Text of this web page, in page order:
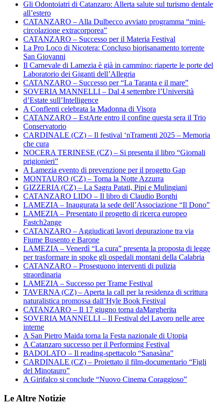
Gli Odontoiatri di Catanzaro: Allerta salute sul turismo dentale
all’estero
CATANZARO – Alla Dulbecco avviato programma “mini-
circolazione extracorporea”
CATANZARO – Successo per il Materia Festival
La Pro Loco di Nicotera: Concluso biorisanamento torrente
San Giovanni
Il Carnevale di Lamezia è già in cammino: riaperte le porte del
Laboratorio dei Giganti dell’Allegria
CATANZARO – Successo per “La Taranta e il mare”
SOVERIA MANNELLI – Dal 4 settembre l’Università
d’Estate sull’Intelligence
A Conflenti celebrata la Madonna di Visora
CATANZARO – EstArte entro il confine questa sera il Trio
Conservatorio
CARDINALE (CZ) – Il festival ‘nTramenti 2025 – Memoria
che cura
NOCERA TERINESE (CZ) – Si presenta il libro “Giornali
prigionieri”
A Lamezia evento di prevenzione per il progetto Gap
MONTAURO (CZ) – Torna la Notte Azzurra
GIZZERIA (CZ) – La Sagra Patati, Pipi e Mulingiani
CATANZARO LIDO – Il libro di Claudio Borghi
LAMEZIA – Inaugurata la sede dell’Associazione “Il Dono”
LAMEZIA – Presentato il progetto di ricerca europeo
Fastch2ange
CATANZARO – Aggiudicati lavori depurazione tra via
Fiume Busento e Barone
LAMEZIA – Venerdì “La cura” presenta la proposta di legge
per trasformare in spoke gli ospedali montani della Calabria
CATANZARO – Proseguono interventi di pulizia
straordinaria
LAMEZIA – Successo per Trame Festival
TAVERNA (CZ) – Aperta la call per la residenza di scrittura
naturalistica promossa dall’Hyle Book Festival
CATANZARO – Il 17 giugno torna daMargherita
SOVERIA MANNELLI – Il Festival del Lavoro nelle aree
interne
A San Pietro Maida torna la Festa nazionale di Utopia
A Catanzaro successo per il Performing Festival
BADOLATO – Il reading-spettacolo “Sanasàna”
CARDINALE (CZ) – Proiettato il film-documentario “Figli
del Minotauro”
A Girifalco si conclude “Nuovo Cinema Coraggioso”
Le Altre Notizie